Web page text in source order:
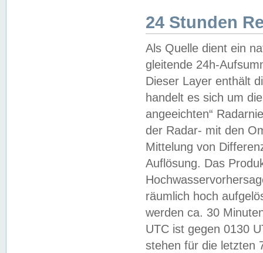
24 Stunden
Als Quelle dient ein
gleitende 24h-
Dieser Layer enthält
handelt es sich um
angeeichten“
der Radar- mit den
Mittelung von
Auflösung. Das
räumlich hoch
werden ca. 30
UTC ist gegen 0130
stehen für die letzten